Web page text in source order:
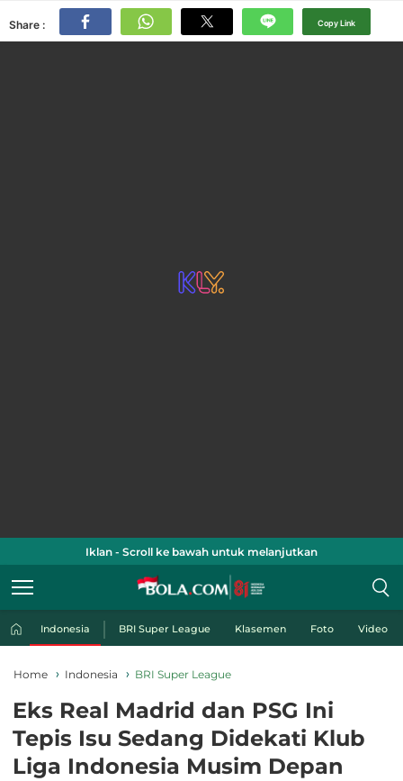
Share : Copy Link
Iklan - Scroll ke bawah untuk melanjutkan
Indonesia BRI Super League Klasemen Foto Video
Home Indonesia BRI Super League
Eks Real Madrid dan PSG Ini
Tepis Isu Sedang Didekati Klub
Liga Indonesia Musim Depan